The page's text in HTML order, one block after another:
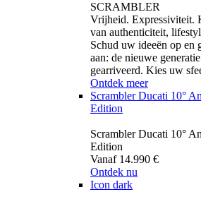
SCRAMBLER
Vrijheid. Expressiviteit.
van authenticiteit,
Schud uw ideeën op en
aan: de nieuwe
gearriveerd. Kies uw
Ontdek meer
Scrambler Ducati 10°
Edition
Scrambler Ducati 10°
Edition
Vanaf 14.990 €
Ontdek nu
Icon dark